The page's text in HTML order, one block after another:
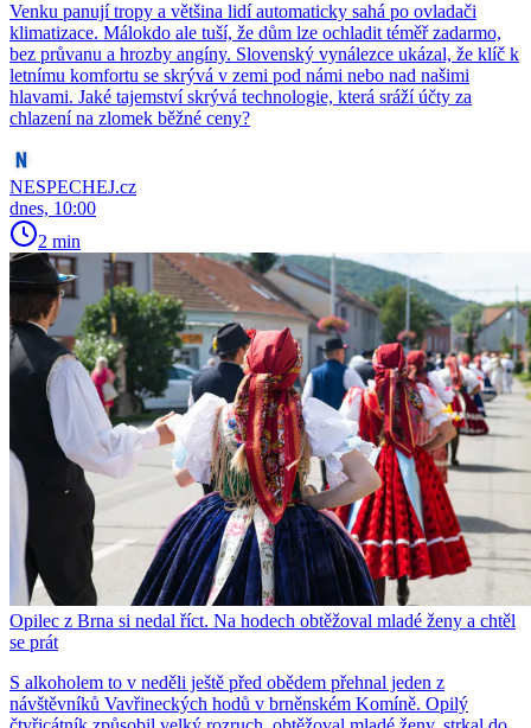
Venku panují tropy a většina lidí automaticky sahá po ovladači
klimatizace. Málokdo ale tuší, že dům lze ochladit téměř zadarmo,
bez průvanu a hrozby angíny. Slovenský vynálezce ukázal, že klíč k
letnímu komfortu se skrývá v zemi pod námi nebo nad našimi
hlavami. Jaké tajemství skrývá technologie, která sráží účty za
chlazení na zlomek běžné ceny?
NESPECHEJ.cz
dnes, 10:00
2 min
Opilec z Brna si nedal říct. Na hodech obtěžoval mladé ženy a chtěl
se prát
S alkoholem to v neděli ještě před obědem přehnal jeden z
návštěvníků Vavřineckých hodů v brněnském Komíně. Opilý